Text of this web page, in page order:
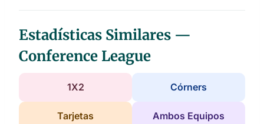
Estadísticas Similares —
Conference League
1X2 Córners
Tarjetas
Ambos Equipos